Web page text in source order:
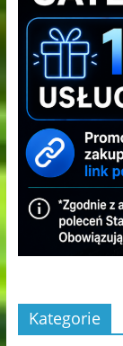
Kategorie